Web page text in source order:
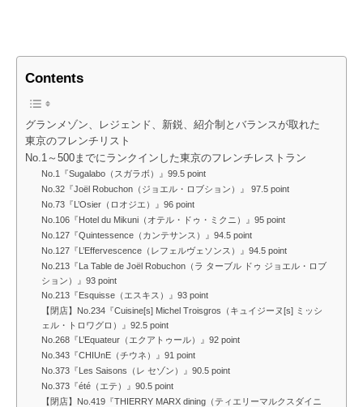
Contents
グランメゾン、レジェンド、新鋭、紹介制とバランスが取れた
東京のフレンチリスト
No.1～500までにランクインした東京のフレンチレストラン
No.1『Sugalabo（スガラボ）』99.5 point
No.32『Joël Robuchon（ジョエル・ロブション）』 97.5 point
No.73『L’Osier（ロオジエ）』96 point
No.106『Hotel du Mikuni（オテル・ドゥ・ミクニ）』95 point
No.127『Quintessence（カンテサンス）』94.5 point
No.127『L’Effervescence（レフェルヴェソンス）』94.5 point
No.213『La Table de Joël Robuchon（ラ ターブル ドゥ ジョエル・ロブ
ション）』93 point
No.213『Esquisse（エスキス）』93 point
【閉店】No.234『Cuisine[s] Michel Troisgros（キュイジーヌ[s] ミッシ
ェル・トロワグロ）』92.5 point
No.268『L’Equateur（エクアトゥール）』92 point
No.343『CHIUnE（チウネ）』91 point
No.373『Les Saisons（レ セゾン）』90.5 point
No.373『été（エテ）』90.5 point
【閉店】No.419『THIERRY MARX dining（ティエリーマルクスダイニ